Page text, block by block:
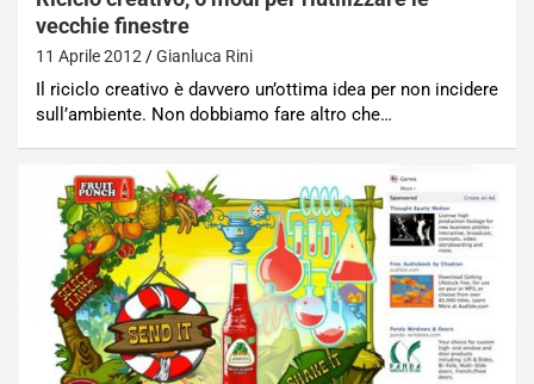
vecchie finestre
11 Aprile 2012 Gianluca Rini
Il riciclo creativo è davvero un’ottima idea per non incidere
sull’ambiente. Non dobbiamo fare altro che…